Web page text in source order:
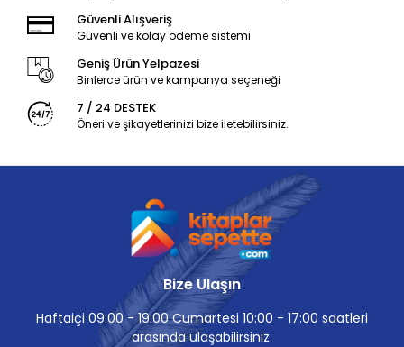
Güvenli Alışveriş
Güvenli ve kolay ödeme sistemi
Geniş Ürün Yelpazesi
Binlerce ürün ve kampanya seçeneği
7 / 24 DESTEK
Öneri ve şikayetlerinizi bize iletebilirsiniz.
Bize Ulaşın
Haftaiçi 09:00 - 19:00 Cumartesi 10:00 - 17:00 saatleri
arasında ulaşabilirsiniz.